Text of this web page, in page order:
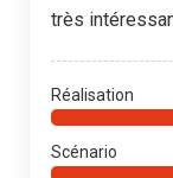
très
Réalisation
Scénario